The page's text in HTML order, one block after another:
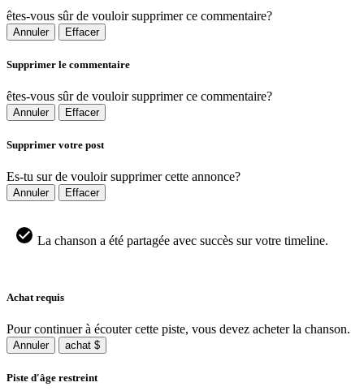
êtes-vous sûr de vouloir supprimer ce commentaire?
Annuler Effacer
Supprimer le commentaire
êtes-vous sûr de vouloir supprimer ce commentaire?
Annuler Effacer
Supprimer votre post
Es-tu sur de vouloir supprimer cette annonce?
Annuler Effacer
La chanson a été partagée avec succès sur votre timeline.
Achat requis
Pour continuer à écouter cette piste, vous devez acheter la chanson.
Annuler achat $
Piste d'âge restreint